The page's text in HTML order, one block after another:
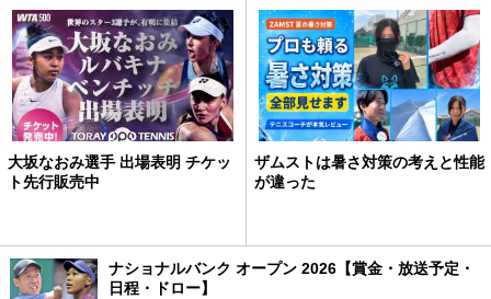
大坂なおみ選手 出場表明 チケッ
ト先行販売中
ザムストは暑さ対策の考えと性能
が違った
ナショナルバンク オープン 2026【賞金・放送予定・
日程・ドロー】